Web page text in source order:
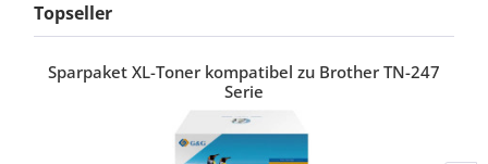
Topseller
Sparpaket XL-Toner kompatibel zu Brother TN-247
Serie